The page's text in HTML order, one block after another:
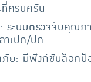
ครบครัน
ระบบตรวจจับคุณภ
าเปิด/ปิด
ภัย: มีฟังก์ชันล็อคป้